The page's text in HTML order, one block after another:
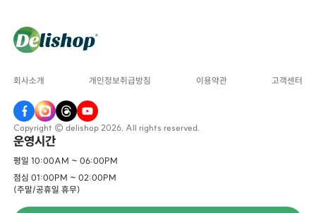
회사소개 개인정보취급방침 이용약관 고객센터
Copyright © delishop 2026. All rights reserved.
운영시간
평일 10:00AM ~ 06:00PM
점심 01:00PM ~ 02:00PM
(주말/공휴일 휴무)